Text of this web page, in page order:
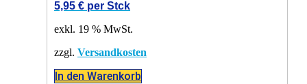
5,95 € per Stck
exkl. 19 % MwSt.
zzgl. Versandkosten
In den Warenkorb